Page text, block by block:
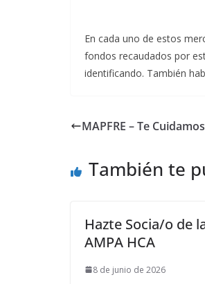
En cada uno de estos
fondos recaudados por
identificando. También
MAPFRE – Te Cuidamos
También te
Hazte Socia/o de
AMPA HCA
8 de junio de 2026